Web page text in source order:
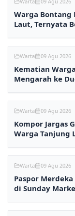
Warga Bontang
Laut, Ternyata
Warta 09 Agu 2026
Kematian
Mengarah ke
Warta 09 Agu 2026
Kompor Jargas
Warga Tanjung
Warta 09 Agu 2026
Paspor
di Sunday